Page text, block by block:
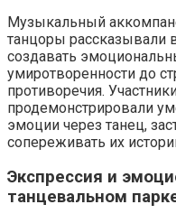
Музыкальный
танцоры рассказывали
создавать
умиротворенности до
противоречия.
продемонстрировали
эмоции через танец,
сопереживать их
Экспрессия и
танцевальном